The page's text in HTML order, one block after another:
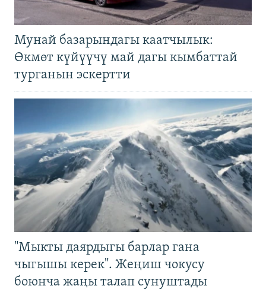
Мунай базарындагы каатчылык:
Өкмөт күйүүчү май дагы кымбаттай
турганын эскертти
"Мыкты даярдыгы барлар гана
чыгышы керек". Жеңиш чокусу
боюнча жаңы талап сунуштады